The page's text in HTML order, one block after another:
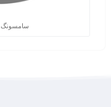
سامسونگ